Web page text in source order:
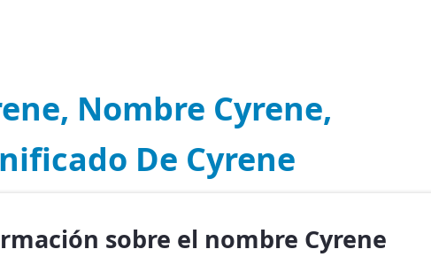
Nombre Cyrene,
De Cyrene
sobre el nombre Cyrene